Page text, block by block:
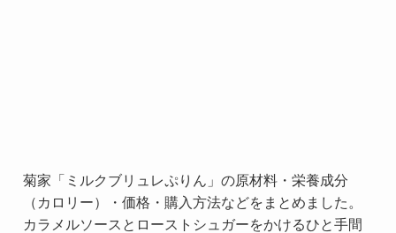
菊家「ミルクブリュレぷりん」の原材料・栄養成分
（カロリー）・価格・購入方法などをまとめました。
カラメルソースとローストシュガーをかけるひと手間